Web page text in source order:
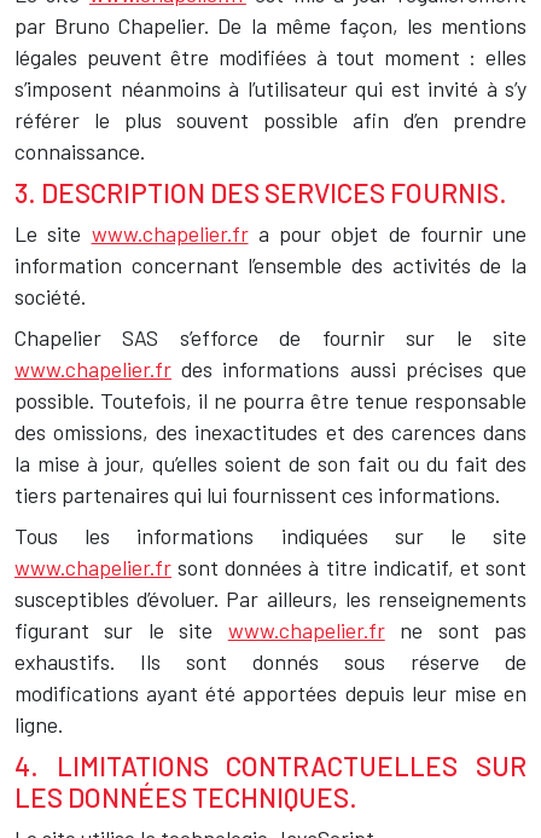
par Bruno Chapelier. De la même façon, les mentions
légales peuvent être modifiées à tout moment : elles
s’imposent néanmoins à l’utilisateur qui est invité à s’y
référer le plus souvent possible afin d’en prendre
connaissance.
3. DESCRIPTION DES SERVICES FOURNIS.
Le site www.chapelier.fra pour objet de fournir une
information concernant l’ensemble des activités de la
société.
Chapelier SAS s’efforce de fournir sur le site
www.chapelier.fr des informations aussi précises que
possible. Toutefois, il ne pourra être tenue responsable
des omissions, des inexactitudes et des carences dans
la mise à jour, qu’elles soient de son fait ou du fait des
tiers partenaires qui lui fournissent ces informations.
Tous les informations indiquées sur le site
www.chapelier.fr sont données à titre indicatif, et sont
susceptibles d’évoluer. Par ailleurs, les renseignements
figurant sur le site www.chapelier.frne sont pas
exhaustifs. Ils sont donnés sous réserve de
modifications ayant été apportées depuis leur mise en
ligne.
4. LIMITATIONS CONTRACTUELLES SUR
LES DONNÉES TECHNIQUES.